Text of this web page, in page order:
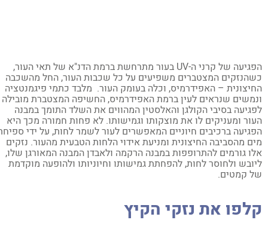
הפגיעה של קרני ה-UV בעור מתרחשת ברמת הדנ"א של תאי העור,
המצטברים משפיעים על כל שכבות העור, החל מהשכבה
– האפידרמיס, וכלה בעומק העור. מלבד כתמי פיגמנטציה
שנראים לעין ברמת האפידרמיס, החשיפה המצטברת מובילה
בסיבי הקולגן והאלסטין המהווים את השלד התומך במבנה
ומעניקים לו את מוצקותו וגמישותו. לא פחות חמורה מכך היא
ברכיבים חיוניים המאפשרים לעור לשמר לחות, על ידי ספיחת
מהסביבה החיצונית ומניעת אידוי הלחות הטבעית מהעור. נזקים
גורמים להתרופפות במבנה הרקמה ולאבדן המבנה המאורגן שלו,
ולחוסר לחות, להפחתת גמישותו וחיוניותו ולהופעה מוקדמת
קמטים.
את נזקי הקיץ